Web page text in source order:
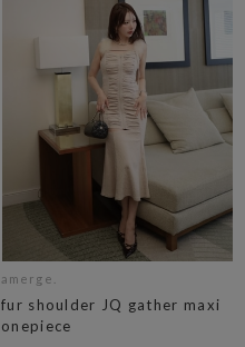
amerge.
fur shoulder JQ gather maxi
onepiece